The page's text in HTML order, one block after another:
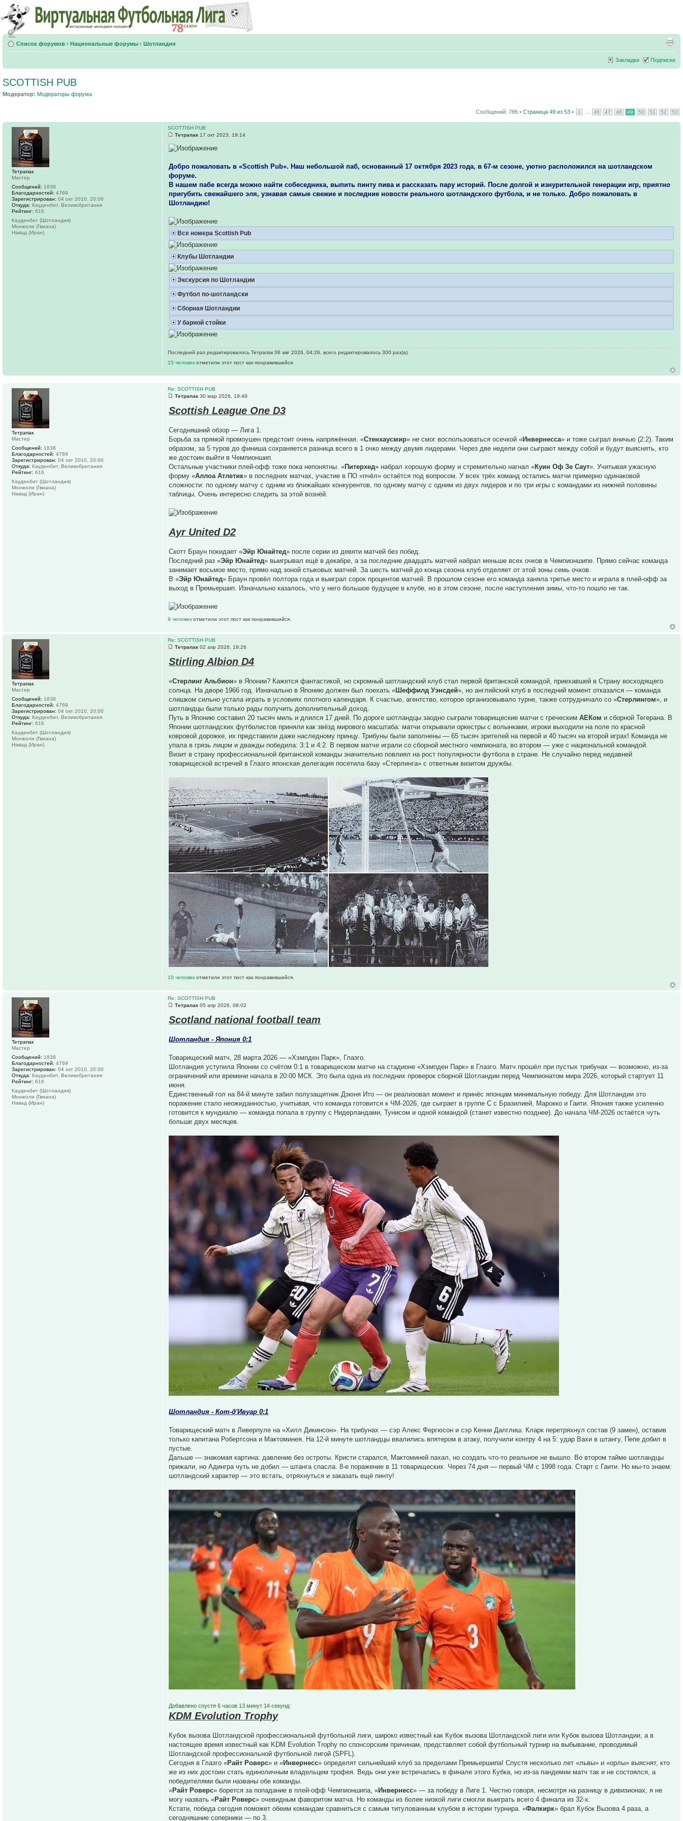
Список форумов ‹ Национальные форумы ‹ Шотландия
Закладки Подписки
SCOTTISH PUB
Модератор: Модераторы форума
Сообщений: 786 • Страница 49 из 53 • 1 46 47 48 49 50 51 52 53
SCOTTISH PUB
Тетрапак 17 окт 2023, 19:14
Добро пожаловать в «Scottish Pub»‬. Наш небольшой паб, основанный 17 октября 2023 года, в 67-м сезоне, уютно расположился на шотландском
форуме.
В нашем пабе всегда можно найти собеседника, выпить пинту пива и рассказать пару историй. После долгой и изнурительной генерации игр, приятно
пригубить свежайшего эля, узнавая самые свежие и последние новости реального шотландского футбола, и не только. Добро пожаловать в
Шотландию!
Все номера Scottish Pub
Клубы Шотландии
Экскурсия по Шотландии
Футбол по-шотландски
Сборная Шотландии
У барной стойки
Последний раз редактировалось Тетрапак 06 авг 2026, 04:26, всего редактировалось 300 раз(а).
15 человекотметили этот пост как понравившийся.
Тетрапак
Мастер
Сообщений: 1838
Благодарностей: 4769
Зарегистрирован: 04 окт 2010, 20:00
Откуда: Кауденбит, Великобритания
Рейтинг: 616
Кауденбит (Шотландия)
Монжоли (Гвиана)
Навад (Иран)
Re: SCOTTISH PUB
Тетрапак 30 мар 2026, 19:49
Scottish League One D3
Сегодняшний обзор — Лига 1.
Борьба за прямой промоушен предстоит очень напряжённая. «Стенхаусмир» не смог воспользоваться осечкой «Инвернесса» и тоже сыграл вничью (2:2). Таким
образом, за 5 туров до финиша сохраняется разница всего в 1 очко между двумя лидерами. Через две недели они сыграют между собой и будут выяснять, кто
же достоин выйти в Чемпионшип.
Остальные участники плей-офф тоже пока непонятны. «Питерхед» набрал хорошую форму и стремительно нагнал «Куин Оф Зе Саут». Учитывая ужасную
форму «Аллоа Атлетик» в последних матчах, участие в ПО «пчёл» остаётся под вопросом. У всех трёх команд остались матчи примерно одинаковой
сложности: по одному матчу с одним из ближайших конкурентов, по одному матчу с одним из двух лидеров и по три игры с командами из нижней половины
таблицы. Очень интересно следить за этой вознёй.
Ayr United D2
Скотт Браун покидает «Эйр Юнайтед» после серии из девяти матчей без побед.
Последний раз «Эйр Юнайтед» выигрывал ещё в декабре, а за последние двадцать матчей набрал меньше всех очков в Чемпионшипе. Прямо сейчас команда
занимает восьмое место, прямо над зоной стыковых матчей. За шесть матчей до конца сезона клуб отделяет от этой зоны семь очков.
В «Эйр Юнайтед» Браун провёл полтора года и выиграл сорок процентов матчей. В прошлом сезоне его команда заняла третье место и играла в плей-офф за
выход в Премьершип. Изначально казалось, что у него большое будущее в клубе, но в этом сезоне, после наступления зимы, что-то пошло не так.
9 человекотметили этот пост как понравившийся.
Тетрапак
Мастер
Сообщений: 1838
Благодарностей: 4769
Зарегистрирован: 04 окт 2010, 20:00
Откуда: Кауденбит, Великобритания
Рейтинг: 616
Кауденбит (Шотландия)
Монжоли (Гвиана)
Навад (Иран)
Re: SCOTTISH PUB
Тетрапак 02 апр 2026, 19:26
Stirling Albion D4
«Стерлинг Альбион» в Японии? Кажется фантастикой, но скромный шотландский клуб стал первой британской командой, приехавшей в Страну восходящего
солнца. На дворе 1966 год. Изначально в Японию должен был поехать «Шеффилд Уэнсдей», но английский клуб в последний момент отказался — команда
слишком сильно устала играть в условиях плотного календаря. К счастью, агентство, которое организовывало турне, также сотрудничало со «Стерлингом», и
шотландцы были только рады получить дополнительный доход.
Путь в Японию составил 20 тысяч миль и длился 17 дней. По дороге шотландцы заодно сыграли товарищеские матчи с греческимАЕКом и сборной Тегерана. В
Японии шотландских футболистов приняли как звёзд мирового масштаба: матчи открывали оркестры с волынками, игроки выходили на поле по красной
ковровой дорожке, их представили даже наследному принцу. Трибуны были заполнены — 65 тысяч зрителей на первой и 40 тысяч на второй играх! Команда не
упала в грязь лицом и дважды победила: 3:1 и 4:2. В первом матче играли со сборной местного чемпионата, во втором — уже с национальной командой.
Визит в страну профессиональной британской команды значительно повлиял на рост популярности футбола в стране. Не случайно перед недавней
товарищеской встречей в Глазго японская делегация посетила базу «Стерлинга» с ответным визитом дружбы.
10 человекотметили этот пост как понравившийся.
Тетрапак
Мастер
Сообщений: 1838
Благодарностей: 4769
Зарегистрирован: 04 окт 2010, 20:00
Откуда: Кауденбит, Великобритания
Рейтинг: 616
Кауденбит (Шотландия)
Монжоли (Гвиана)
Навад (Иран)
Re: SCOTTISH PUB
Тетрапак 05 апр 2026, 08:02
Scotland national football team
Шотландия - Япония 0:1
Товарищеский матч, 28 марта 2026 — «Хэмпден Парк», Глазго.
Шотландия уступила Японии со счётом 0:1 в товарищеском матче на стадионе «Хэмпден Парк» в Глазго. Матч прошёл при пустых трибунах — возможно, из-за
ограничений или времени начала в 20:00 МСК. Это была одна из последних проверок сборной Шотландии перед Чемпионатом мира 2026, который стартует 11
июня.
Единственный гол на 84-й минуте забил полузащитник Дзюня Ито — он реализовал момент и принёс японцам минимальную победу. Для Шотландии это
поражение стало неожиданностью, учитывая, что команда готовится к ЧМ-2026, где сыграет в группе C с Бразилией, Марокко и Гаити. Япония также усиленно
готовится к мундиалю — команда попала в группу с Нидерландами, Тунисом и одной командой (станет известно позднее). До начала ЧМ-2026 остаётся чуть
больше двух месяцев.
Шотландия - Кот-д'Ивуар 0:1
Товарищеский матч в Ливерпуле на «Хилл Дикинсон». На трибунах — сэр Алекс Фергюсон и сэр Кенни Далглиш. Кларк перетряхнул состав (9 замен), оставив
только капитана Робертсона и Мактоминея. На 12-й минуте шотландцы ввалились впятером в атаку, получили контру 4 на 5: удар Вахи в штангу, Пепе добил в
пустые.
Дальше — знакомая картина: давление без остроты. Кристи старался, Мактоминей пахал, но создать что-то реальное не вышло. Во втором тайме шотландцы
прижали, но Адингра чуть не добил — штанга спасла. 8-е поражение в 11 товарищеских. Через 74 дня — первый ЧМ с 1998 года. Старт с Гаити. Но мы-то знаем:
шотландский характер — это встать, отряхнуться и заказать ещё пинту!
Добавлено спустя 6 часов 13 минут 14 секунд:
KDM Evolution Trophy
Кубок вызова Шотландской профессиональной футбольной лиги, широко известный как Кубок вызова Шотландской лиги или Кубок вызова Шотландии, а в
настоящее время известный как KDM Evolution Trophy по спонсорским причинам, представляет собой футбольный турнир на выбывание, проводимый
Шотландской профессиональной футбольной лигой (SPFL).
Сегодня в Глазго «Райт Роверс» и «Инвернесс» определят сильнейший клуб за пределами Премьершипа! Спустя несколько лет «львы» и «орлы» выяснят, кто
же из них достоин стать единоличным владельцем трофея. Ведь они уже встречались в финале этого Кубка, но из-за пандемии матч так и не состоялся, а
победителями были названы обе команды.
«Райт Роверс» борется за попадание в плей-офф Чемпионшипа, «Инвернесс» — за победу в Лиге 1. Честно говоря, несмотря на разницу в дивизионах, я не
могу назвать «Райт Роверс» очевидным фаворитом матча. Но команды из более низкой лиги смогли выиграть всего 4 финала из 32-х.
Кстати, победа сегодня поможет обеим командам сравниться с самым титулованным клубом в истории турнира. «Фалкирк» брал Кубок Вызова 4 раза, а
сегодняшние соперники — по 3.
Тетрапак
Мастер
Сообщений: 1838
Благодарностей: 4769
Зарегистрирован: 04 окт 2010, 20:00
Откуда: Кауденбит, Великобритания
Рейтинг: 616
Кауденбит (Шотландия)
Монжоли (Гвиана)
Навад (Иран)